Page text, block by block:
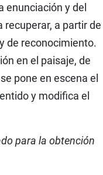
enunciación y del
a partir de
de reconocimiento.
en el paisaje, de
pone en escena el
y modifica el
para la obtención